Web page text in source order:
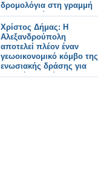
δρομολόγια στη γραμμή
Αλεξανδρούπολη –
Ορμένιο .
Χρίστος Δήμας: Η
Αλεξανδρούπολη
αποτελεί πλέον έναν
γεωοικονομικό κόμβο της
ενωσιακής δράσης για
διαρκή ενοποίηση